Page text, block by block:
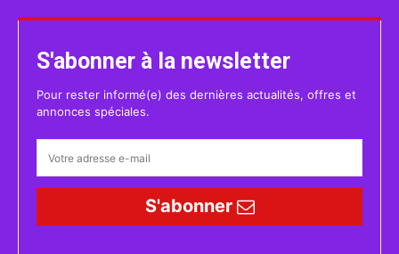
S'abonner à la newsletter
Pour rester informé(e) des dernières actualités, offres et
annonces spéciales.
S'abonner